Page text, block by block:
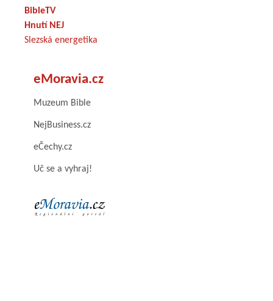
BibleTV
Hnutí NEJ
Slezská energetika
eMoravia.cz
Muzeum Bible
NejBusiness.cz
eČechy.cz
Uč se a vyhraj!